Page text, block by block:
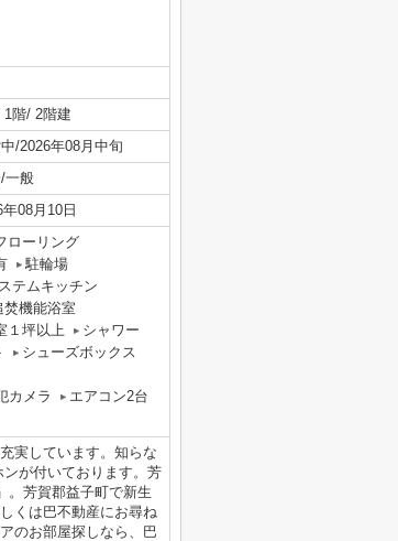
1階/ 2階建
/2026年08月中旬
一般
08月10日
ローリング
駐輪場
テムキッチン
焚機能浴室
１坪以上
シャワー
シューズボックス
カメラ
エアコン2台
実しています。知らな
が付いております。芳
。芳賀郡益子町で新生
くは巴不動産にお尋ね
お部屋探しなら、巴